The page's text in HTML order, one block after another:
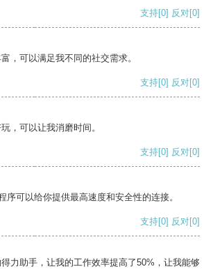
支持[0] 反对[0]
，可以满足我不同的社交需求。
支持[0] 反对[0]
，可以让我消磨时间。
支持[0] 反对[0]
序可以给你提供最高速度和安全性的连接。
支持[0] 反对[0]
力助手，让我的工作效率提高了50%，让我能够